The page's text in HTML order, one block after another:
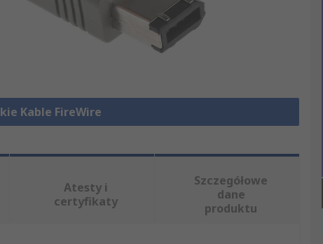
Kable FireWire
Atesty i
certyfikaty
Szczegółowe
dane
produktu